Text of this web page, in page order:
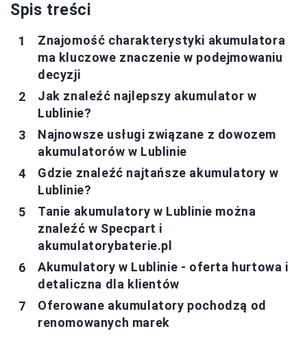
Spis treści
Znajomość charakterystyki akumulatora
ma kluczowe znaczenie w podejmowaniu
decyzji
Jak znaleźć najlepszy akumulator w
Lublinie?
Najnowsze usługi związane z dowozem
akumulatorów w Lublinie
Gdzie znaleźć najtańsze akumulatory w
Lublinie?
Tanie akumulatory w Lublinie można
znaleźć w Specpart i
akumulatorybaterie.pl
Akumulatory w Lublinie - oferta hurtowa i
detaliczna dla klientów
Oferowane akumulatory pochodzą od
renomowanych marek